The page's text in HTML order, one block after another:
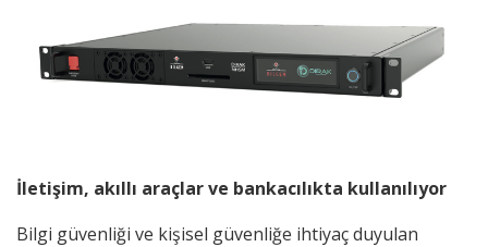
İletişim, akıllı araçlar ve bankacılıkta kullanılıyor
Bilgi güvenliği ve kişisel güvenliğe ihtiyaç duyulan